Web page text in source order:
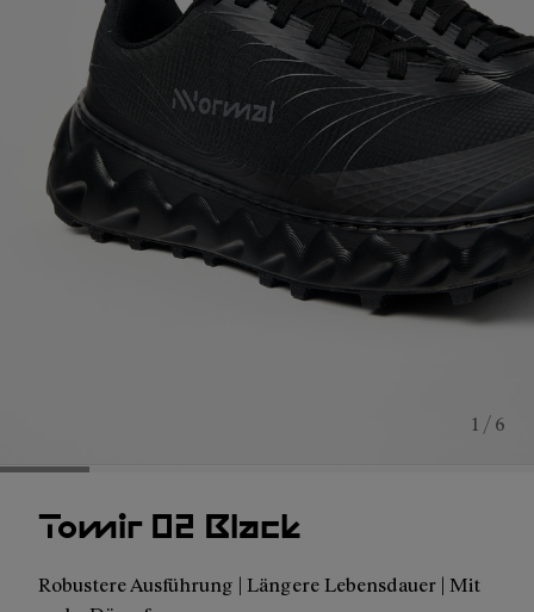
1 / 6
Tomir 02 Black
Robustere Ausführung | Längere Lebensdauer | Mit